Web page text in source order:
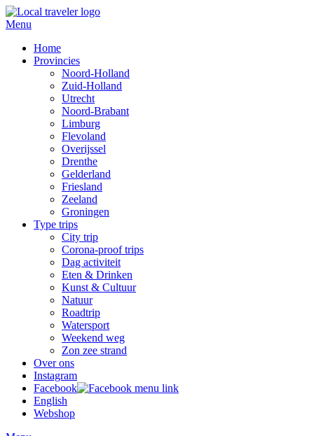
Menu
Home
Provincies
Noord-Holland
Zuid-Holland
Utrecht
Noord-Brabant
Limburg
Flevoland
Overijssel
Drenthe
Gelderland
Friesland
Zeeland
Groningen
Type trips
City trip
Corona-proof trips
Dag activiteit
Eten & Drinken
Kunst & Cultuur
Natuur
Roadtrip
Watersport
Weekend weg
Zon zee strand
Over ons
Instagram
Facebook
English
Webshop